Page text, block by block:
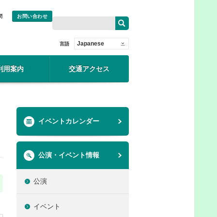
お問い合わせ
言語 Japanese
用案内 交通アクセス
イベントカレンダー
公演・イベント情報
公演
イベント